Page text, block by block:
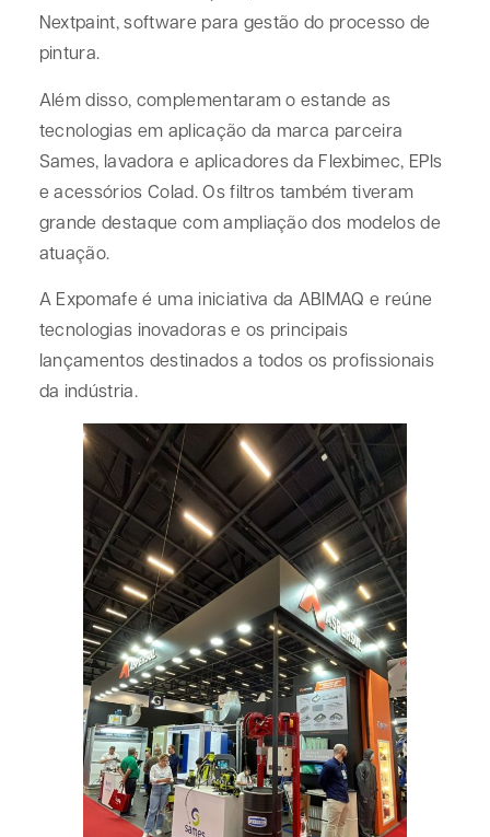
Nextpaint, software para gestão do processo de
pintura.
Além disso, complementaram o estande as
tecnologias em aplicação da marca parceira
Sames, lavadora e aplicadores da Flexbimec, EPIs
e acessórios Colad. Os filtros também tiveram
grande destaque com ampliação dos modelos de
atuação.
A Expomafe é uma iniciativa da ABIMAQ e reúne
tecnologias inovadoras e os principais
lançamentos destinados a todos os profissionais
da indústria.